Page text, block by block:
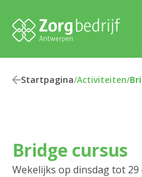
Startpagina/Activiteiten/
Bridge cursus
Wekelijks op dinsdag tot 29